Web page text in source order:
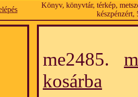
Könyv, könyvtár, térkép,
készpénzért,
me2485.
kosárba